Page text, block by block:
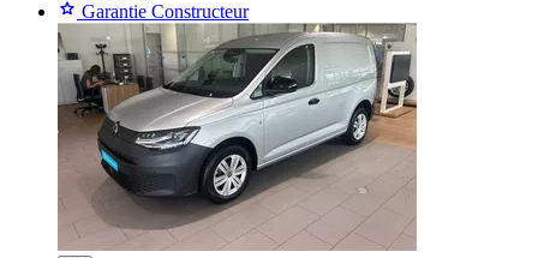
Garantie Constructeur